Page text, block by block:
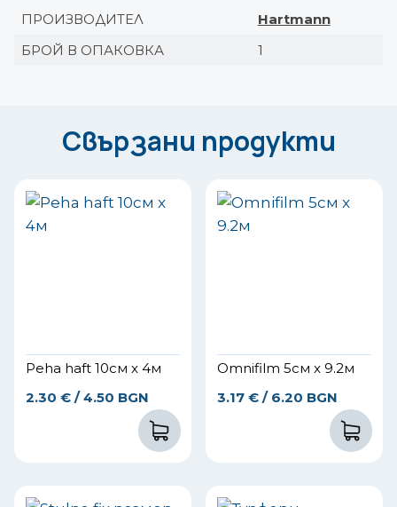
ПРОИЗВОДИТЕЛ
Hartmann
БРОЙ В ОПАКОВКА
1
Свързани продукти
Peha haft 10см x 4м
2.30 € / 4.50 BGN
Omnifilm 5см x 9.2м
3.17 € / 6.20 BGN